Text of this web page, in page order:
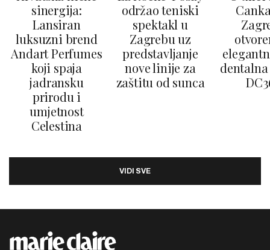
sinergija:
Lansiran
luksuzni brend
Andart Perfumes
koji spaja
jadransku
prirodu i
umjetnost
Celestina
održao teniski
spektakl u
Zagrebu uz
predstavljanje
nove linije za
zaštitu od sunca
VIDI SVE